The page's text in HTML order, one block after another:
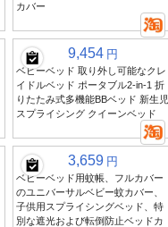
カバー
9,454 円
ベビーベッド 取り外し可能なクレ
イドルベッド ポータブル2-in-1 折
りたたみ式多機能BBベッド 新生児
スプライシング クイーンベッド
3,659 円
ベビーベッド用蚊帳、フルカバー
のユニバーサルベビー蚊カバー、
子供用スプライシングベッド、特
別な遮光および転倒防止ベッドカ